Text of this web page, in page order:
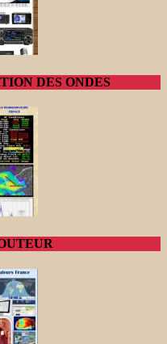
DES ONDES